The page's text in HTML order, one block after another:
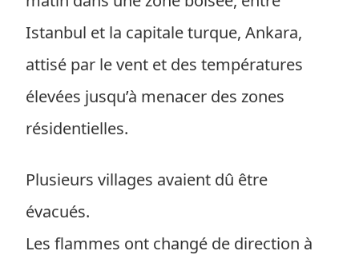
Istanbul et la capitale turque, Ankara,
attisé par le vent et des températures
élevées jusqu’à menacer des zones
résidentielles.
Plusieurs villages avaient dû être
évacués.
Les flammes ont changé de direction à